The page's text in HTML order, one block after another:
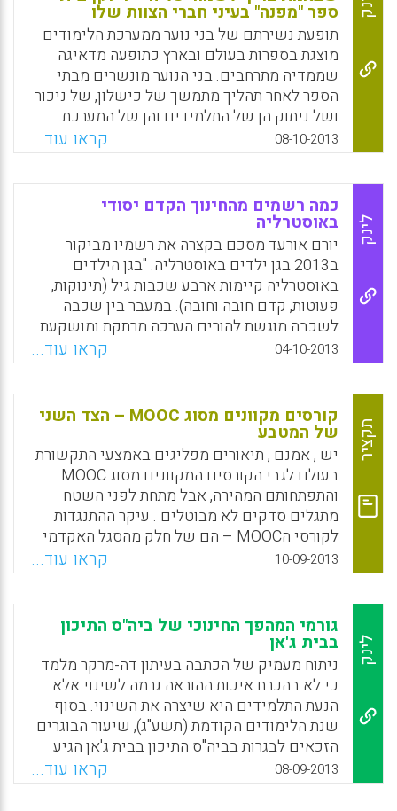
WhatsApp
Facebook
Email
X
ספר "מפנה" בעיני חברי הצוות שלו
תופעת נשירתם של בני נוער ממערכת הלימודים
מוצגת בספרות בעולם ובארץ כתופעה מדאיגה
שממדיה מתרחבים. בני הנוער מונשרים מבתי
הספר לאחר תהליך מתמשך של כישלון, של ניכור
ושל ניתוק הן של התלמידים והן של המערכת.
בשונה ממחקרים אחרים שהתמקדו בהיבטים של
תופעת הנשירה ובדרכי הטיפול בבני נוער נושרים,
ממצאי המחקר הנוכחי מספקים תמונה של
תהליכי הטיפול ושל המסגרת המאפשרת אותם.
תמונה זו הצטיירה מתוך התוודעות שיטתית לתיאור
חוויותיהם של בני הנוער ושל הצוות במוסד
הנחקר, ומתוך חוויותיה של החוקרת עצמה (עדנה
קפל-גרין, יוליה מירסקי ).
WhatsApp
Facebook
Email
X
08-10-2013 קראו עוד...
לינק
כמה רשמים מהחינוך הקדם יסודי
באוסטרליה
יורם אורעד מסכם בקצרה את רשמיו מביקור
ב2013 בגן ילדים באוסטרליה. "בגן הילדים
באוסטרליה קיימות ארבע שכבות גיל (תינוקות,
פעוטות, קדם חובה וחובה). במעבר בין שכבה
לשכבה מוגשת להורים הערכה מרתקת ומושקעת
של מאפיינים התנהגותיים של ילדיהם, מטרות
שניצבו בפני הגננות בנוגע לכל ילד וילד בתקופה
שבה שהו בשכבת גיל זו והמידה בה הושגו
המטרות. ההערכה מוצגת באמצעות מעין חוברת
שמשולבים בה תמונות של הילדים בסיטואציות
שונות שלהם, סיטואציות הממחישות יכולות
שהושגו על ידי הילדים, מטרות להמשך פיתוח
הילדים ועוד. אחד המאפיינים המודגשים ביותר
בחיי הגן הוא הרצון לטפח בקרב הילדים איכויות
של אכפתיות, עזרה לאחר, יחס נאות כלפי הזולת
ושיתופיות ( יורם אורעד) .
04-10-2013 קראו עוד...
תקציר
קורסים מקוונים מסוג MOOC – הצד השני
של המטבע
יש , אמנם , תיאורים מפליגים באמצעי התקשורת
בעולם לגבי הקורסים המקוונים מסוג MOOC
והתפתחותם המהירה, אבל מתחת לפני השטח
מתגלים סדקים לא מבוטלים . עיקר ההתנגדות
לקורסי הMOOC – הם של חלק מהסגל האקדמי
הבכיר באוניברסיטאות בארה"ב הסבורים שמיזמי
הMOOC יגרמו להשטחה את ההוראה והלמידה
האקדמאיים. הודעתו של פרופסור Mitchell
Duneier מאוניברסיטת פרינסטון בארה"ב על
החלטתו להפסיק ללמד בקורסים מקוונים מסוג
MOOC חושפת טפח מאי-הנחת הקיים בקרב
מרצים וחוקרים בכירים באקדמיה בארה"ב ( (Ki
Mae Heussner).
WhatsApp
Facebook
Email
X
10-09-2013 קראו עוד...
לינק
גורמי המהפך החינוכי של ביה"ס התיכון
בבית ג'אן
ניתוח מעמיק של הכתבה בעיתון דה-מרקר מלמד
כי לא בהכרח איכות ההוראה גרמה לשינוי אלא
הנעת התלמידים היא שיצרה את השינוי. בסוף
שנת הלימודים הקודמת ‏(תשע"ג‏), שיעור הבוגרים
הזכאים לבגרות בביה"ס התיכון בבית ג'אן הגיע
ל-100% – נתון שהיה מוכר עד היום רק בסביון,
שתלמידיו לומדים בבתי ספר תיכוניים מחוץ
08-09-2013 קראו עוד...